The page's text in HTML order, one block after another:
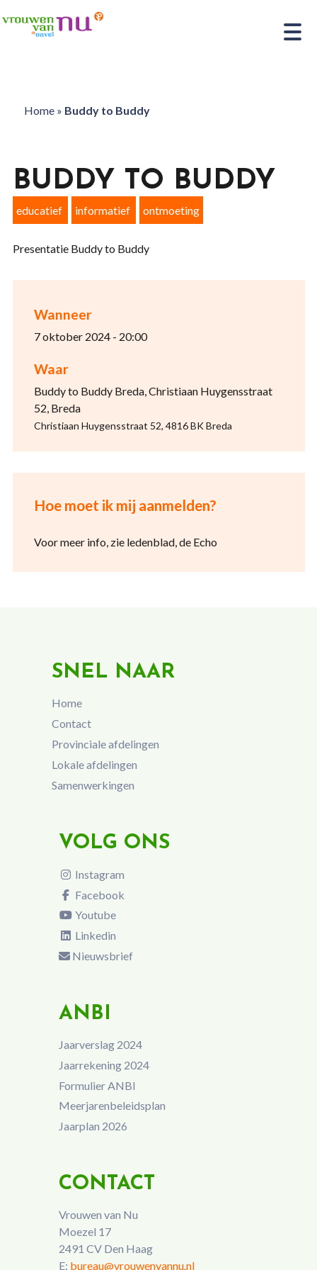
Home» Buddy to Buddy
Wanneer
7 oktober 2024 - 20:00
Waar
Buddy to Buddy Breda, Christiaan Huygensstraat
52, Breda
Christiaan Huygensstraat 52, 4816 BK Breda
Hoe moet ik mij aanmelden?
Voor meer info, zie ledenblad, de Echo
BUDDY TO BUDDY
educatief informatief ontmoeting
Presentatie Buddy to Buddy
SNEL NAAR
Home
Contact
Provinciale afdelingen
Lokale afdelingen
Samenwerkingen
VOLG ONS
Instagram
Facebook
Youtube
Linkedin
Nieuwsbrief
ANBI
Jaarverslag 2024
Jaarrekening 2024
Formulier ANBI
Meerjarenbeleidsplan
Jaarplan 2026
CONTACT
Vrouwen van Nu
Moezel 17
2491 CV Den Haag
E: bureau@vrouwenvannu.nl